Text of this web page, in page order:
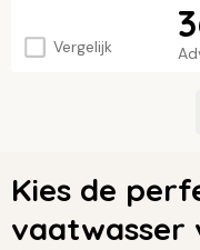
Vergelijk
Kies de
vaatwasser